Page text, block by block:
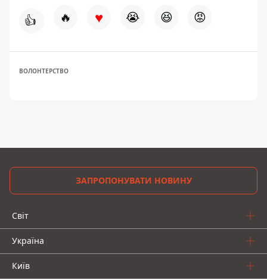
👍 🔥 ♥ 😭 😆 😡
ВОЛОНТЕРСТВО
ЗАПРОПОНУВАТИ НОВИНУ
Світ
Україна
Київ